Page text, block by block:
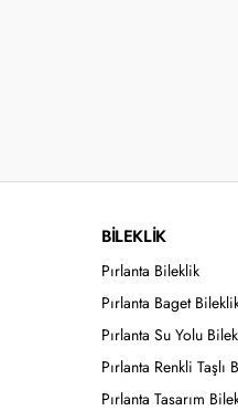
BİLEKLİK
Pırlanta Bileklik
Pırlanta Baget
Pırlanta Su Yolu
Pırlanta Renkli Taşlı
Pırlanta Tasarım